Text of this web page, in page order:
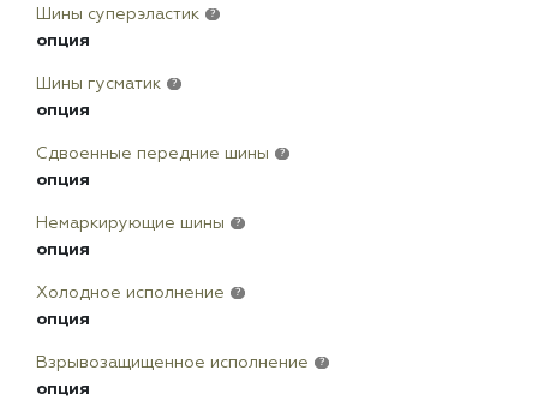
Шины суперэластик ?
опция
Шины гусматик ?
опция
Сдвоенные передние шины ?
опция
Немаркирующие шины ?
опция
Холодное исполнение ?
опция
Взрывозащищенное исполнение ?
опция